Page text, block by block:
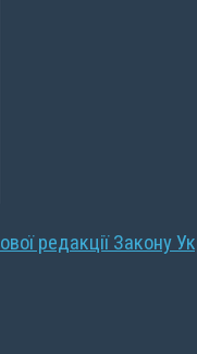
редакції Закону